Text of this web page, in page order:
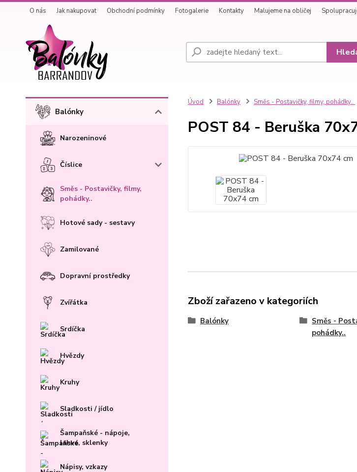
O nás Jak nakupovat Obchodní podmínky Fotogalerie Kontakty Malujeme na obličej
Balónky
Narozeninové
Číslice
Směs - Postavičky, filmy,
pohádky..
Hotové sady - sestavy
Zamilované
Dopravní prostředky
Zvířátka
Srdíčka
Hvězdy
Kruhy
Sladkosti / jídlo
Šampaňské - nápoje,
lahve, sklenky
Nápisy, vzkazy
Úvod Balónky Směs - Postavičky, filmy, pohádky..
POST 84 - Beruška
Zboží zařazeno v kategoriích
Balónky
Směs -
pohádky..